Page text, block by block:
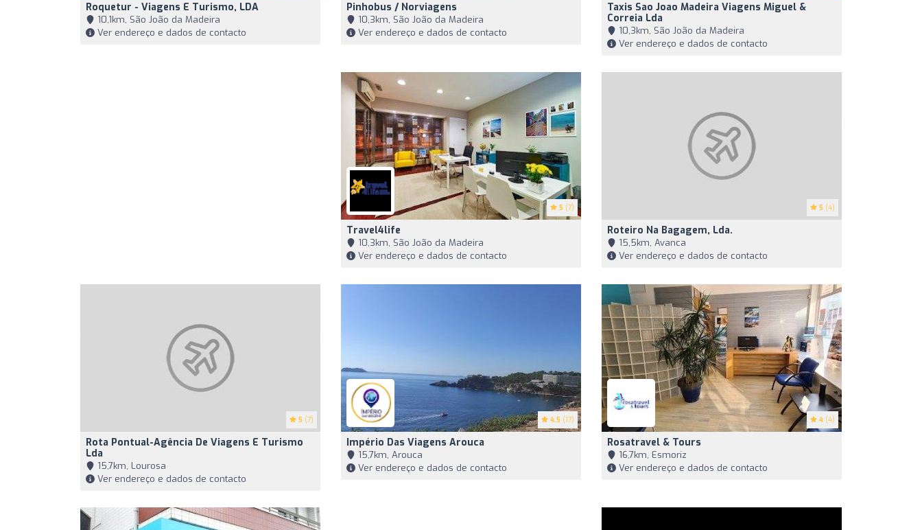
Roquetur - Viagens E Turismo, LDA
10,1km, São João da Madeira
Ver endereço e dados de contacto
Pinhobus / Norviagens
10,3km, São João da Madeira
Ver endereço e dados de contacto
Taxis Sao Joao Madeira Viagens Miguel &
Correia Lda
10,3km, São João da Madeira
Ver endereço e dados de contacto
5 (7)
Travel4life
10,3km, São João da Madeira
Ver endereço e dados de contacto
5 (4)
Roteiro Na Bagagem, Lda.
15,5km, Avanca
Ver endereço e dados de contacto
5 (7)
Rota Pontual-Agência De Viagens E Turismo
Lda
15,7km, Lourosa
Ver endereço e dados de contacto
4.5 (17)
Império Das Viagens Arouca
15,7km, Arouca
Ver endereço e dados de contacto
4 (4)
Rosatravel & Tours
16,7km, Esmoriz
Ver endereço e dados de contacto